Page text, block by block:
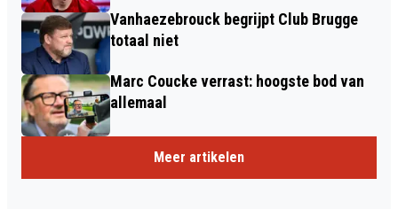
Vanhaezebrouck begrijpt Club Brugge
totaal niet
Marc Coucke verrast: hoogste bod van
allemaal
Meer artikelen